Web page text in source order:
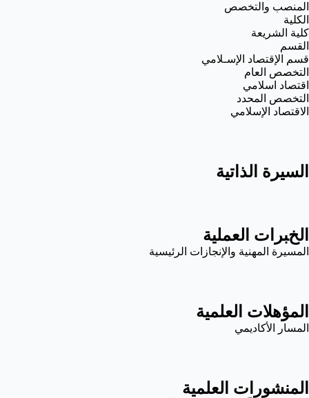
المنصب والتخصص
الكلية
كلية الشريعة
القسم
قسم الإقتصاد الإسـلامي
التخصص العام
اقتصاد اسلامي
التخصص المحدد
الاقتصاد الإسلامي
السيرة الذاتية
الخبرات العملية
المسيرة المهنية والإنجازات الرئيسية
المؤهلات العلمية
المسار الأكاديمي
المنشورات العلمية